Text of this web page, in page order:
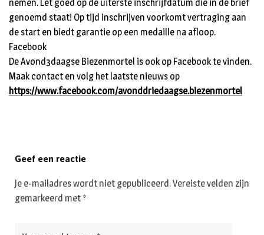
nemen. Let goed op de uiterste inschrijfdatum die in de brief
genoemd staat! Op tijd inschrijven voorkomt vertraging aan
de start en biedt garantie op een medaille na afloop.
Facebook
De Avond3daagse Biezenmortel is ook op Facebook te vinden.
Maak contact en volg het laatste nieuws op
https://www.facebook.com/avonddriedaagse.biezenmortel
Geef een reactie
Je e-mailadres wordt niet gepubliceerd.Vereiste velden zijn
gemarkeerd met *